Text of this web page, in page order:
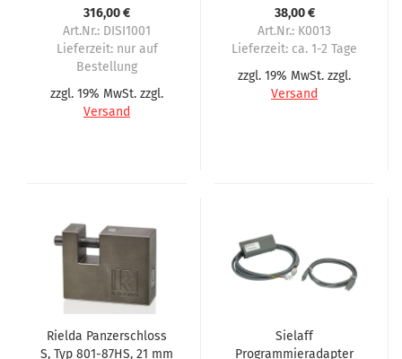
eingeschränkte
Version
316,00 €
Art.Nr.: DISI1001
Lieferzeit: nur auf
Bestellung
zzgl. 19% MwSt. zzgl.
Versand
im Außenbereich
38,00 €
Art.Nr.: K0013
Lieferzeit: ca. 1-2 Tage
zzgl. 19% MwSt. zzgl.
Versand
Rielda Panzerschloss
S, Typ 801-87HS, 21 mm
Sielaff
Programmieradapter